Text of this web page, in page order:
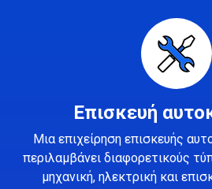
Επισκευή
Μια επιχείρηση επισκευής
περιλαμβάνει διαφορετικούς
μηχανική, ηλεκτρική και